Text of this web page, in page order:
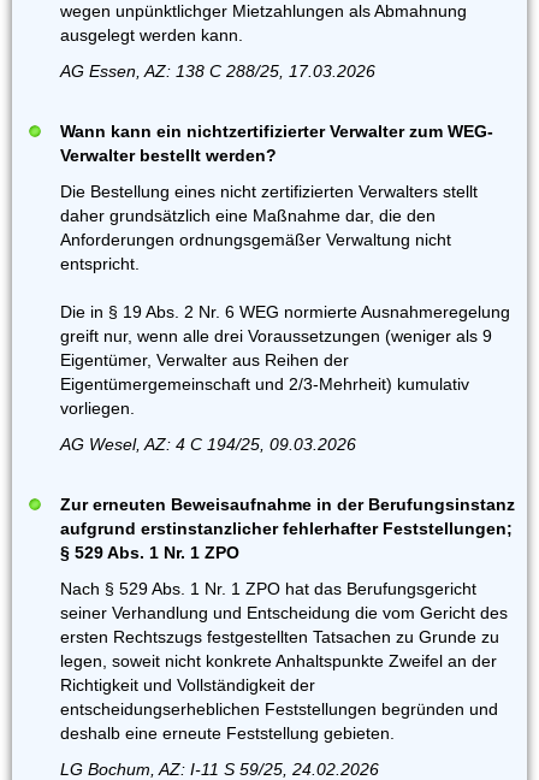
wegen unpünktlichger Mietzahlungen als Abmahnung
ausgelegt werden kann.
AG Essen, AZ: 138 C 288/25, 17.03.2026
Wann kann ein nichtzertifizierter Verwalter zum WEG-
Verwalter bestellt werden?
Die Bestellung eines nicht zertifizierten Verwalters stellt
daher grundsätzlich eine Maßnahme dar, die den
Anforderungen ordnungsgemäßer Verwaltung nicht
entspricht.
Die in § 19 Abs. 2 Nr. 6 WEG normierte Ausnahmeregelung
greift nur, wenn alle drei Voraussetzungen (weniger als 9
Eigentümer, Verwalter aus Reihen der
Eigentümergemeinschaft und 2/3-Mehrheit) kumulativ
vorliegen.
AG Wesel, AZ: 4 C 194/25, 09.03.2026
Zur erneuten Beweisaufnahme in der Berufungsinstanz
aufgrund erstinstanzlicher fehlerhafter Feststellungen;
§ 529 Abs. 1 Nr. 1 ZPO
Nach § 529 Abs. 1 Nr. 1 ZPO hat das Berufungsgericht
seiner Verhandlung und Entscheidung die vom Gericht des
ersten Rechtszugs festgestellten Tatsachen zu Grunde zu
legen, soweit nicht konkrete Anhaltspunkte Zweifel an der
Richtigkeit und Vollständigkeit der
entscheidungserheblichen Feststellungen begründen und
deshalb eine erneute Feststellung gebieten.
LG Bochum, AZ: I-11 S 59/25, 24.02.2026